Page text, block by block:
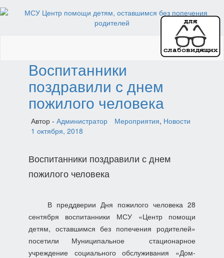
Воспитанники
поздравили с днем
пожилого человека
Автор - Администратор Мероприятия, Новости
1 октября, 2018
Воспитанники поздравили с днем
пожилого человека
В преддверии Дня пожилого человека 28
сентября воспитанники МСУ «Центр помощи
детям, оставшимся без попечения родителей»
посетили Муниципальное стационарное
учреждение социального обслуживания «Дом-